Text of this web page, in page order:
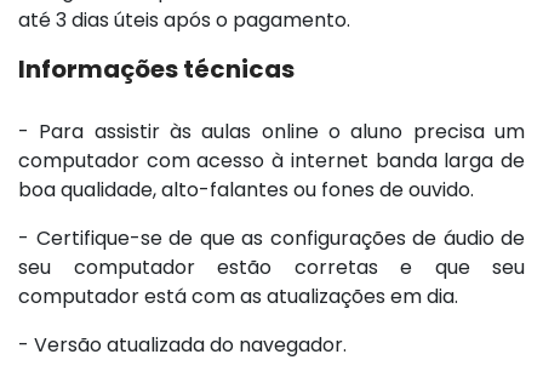
até 3 dias úteis após o pagamento.
Informações técnicas
- Para assistir às aulas online o aluno precisa um
computador com acesso à internet banda larga de
boa qualidade, alto-falantes ou fones de ouvido.
- Certifique-se de que as configurações de áudio de
seu computador estão corretas e que seu
computador está com as atualizações em dia.
- Versão atualizada do navegador.